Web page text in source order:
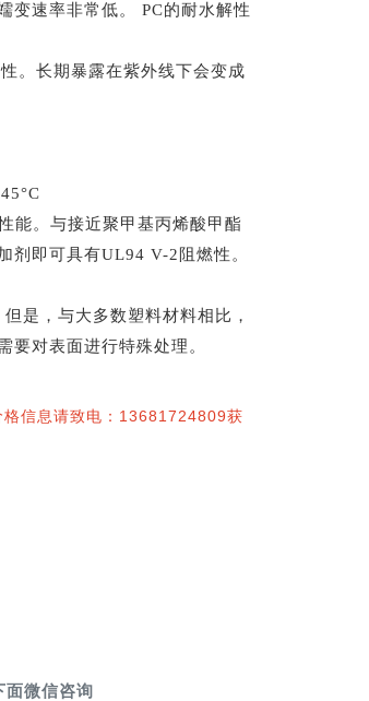
变速率非常低。 PC的耐水解性
。长期暴露在紫外线下会变成
能。与接近聚甲基丙烯酸甲酯
剂即可具有UL94 V-2阻燃性。
是，与大多数塑料材料相比，
对表面进行特殊处理。
格信息请致电：13681724809获
面微信咨询